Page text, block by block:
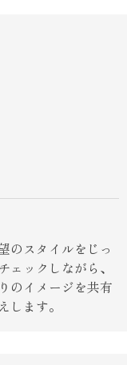
のスタイルをじっ
ェックしながら、
のイメージを共有
します。